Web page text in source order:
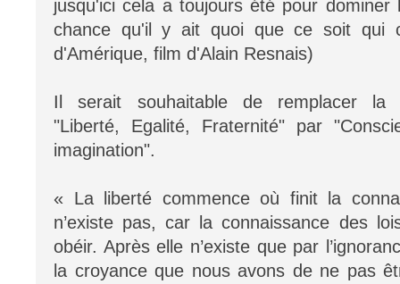
jusqu'ici cela a toujours été pour
chance qu'il y ait quoi que ce soit qui
d'Amérique, film d'Alain Resnais)
Il serait souhaitable de remplacer la
"Liberté, Egalité, Fraternité" par
imagination".
« La liberté commence où finit la
n’existe pas, car la connaissance des
obéir. Après elle n’existe que par
la croyance que nous avons de ne pas